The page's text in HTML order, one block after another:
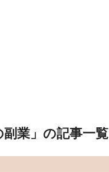
副業」の記事一覧